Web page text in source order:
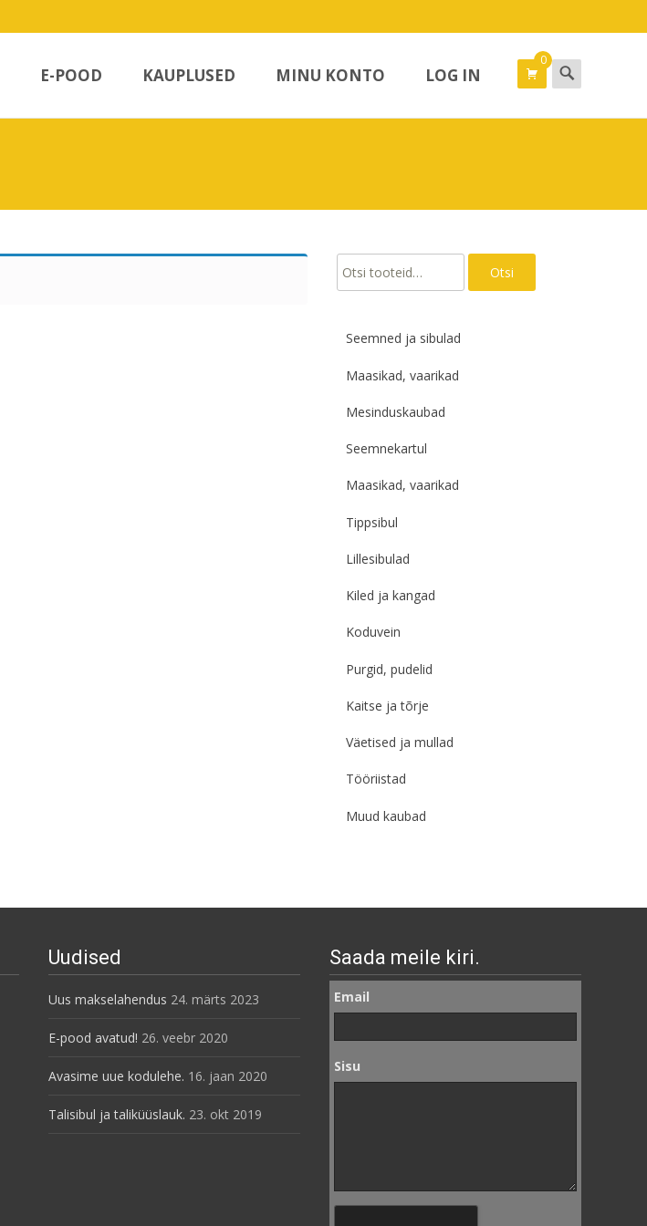
E-POOD KAUPLUSED MINU KONTO LOG IN
0 Search
for:
Otsi: Otsi
Seemned ja sibulad
Maasikad, vaarikad
Mesinduskaubad
Seemnekartul
Maasikad, vaarikad
Tippsibul
Lillesibulad
Kiled ja kangad
Koduvein
Purgid, pudelid
Kaitse ja tõrje
Väetised ja mullad
Tööriistad
Muud kaubad
Uudised
Uus makselahendus 24. märts 2023
E-pood avatud! 26. veebr 2020
Avasime uue kodulehe. 16. jaan 2020
Talisibul ja taliküüslauk. 23. okt 2019
Saada meile kiri.
Email
Sisu